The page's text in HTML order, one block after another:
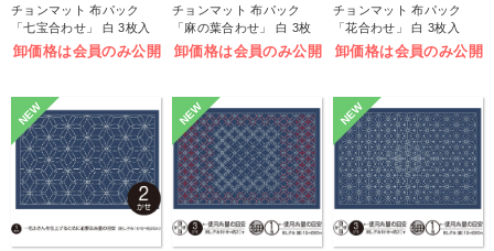
チョンマット 布パック
「七宝合わせ」 白 3枚入
(袋)
卸価格は会員のみ公開
チョンマット 布パック
「麻の葉合わせ」 白 3枚
入 (袋)
卸価格は会員のみ公開
チョンマット 布パック
「花合わせ」 白 3枚入
(袋)
卸価格は会員のみ公開
NEW NEW NEW